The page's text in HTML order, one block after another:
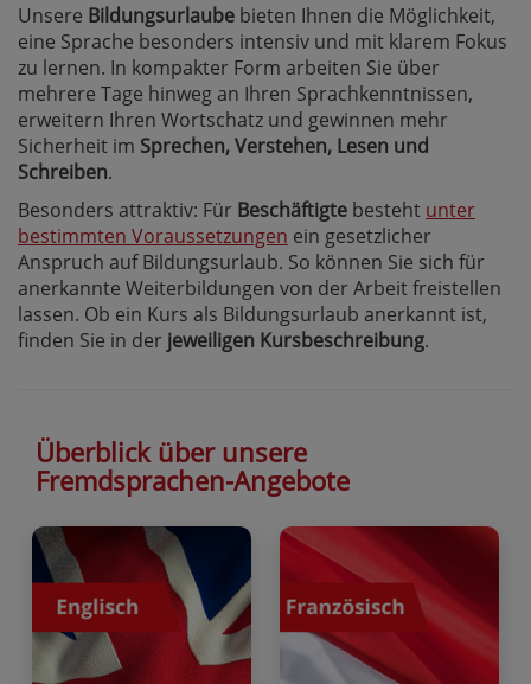
Unsere Bildungsurlaube bieten Ihnen die Möglichkeit,
eine Sprache besonders intensiv und mit klarem Fokus
zu lernen. In kompakter Form arbeiten Sie über
mehrere Tage hinweg an Ihren Sprachkenntnissen,
erweitern Ihren Wortschatz und gewinnen mehr
Sicherheit im Sprechen, Verstehen, Lesen und
Schreiben.
Besonders attraktiv: Für Beschäftigte besteht unter
bestimmten Voraussetzungen ein gesetzlicher
Anspruch auf Bildungsurlaub. So können Sie sich für
anerkannte Weiterbildungen von der Arbeit freistellen
lassen. Ob ein Kurs als Bildungsurlaub anerkannt ist,
finden Sie in der jeweiligen Kursbeschreibung.
Überblick über unsere
Fremdsprachen-Angebote